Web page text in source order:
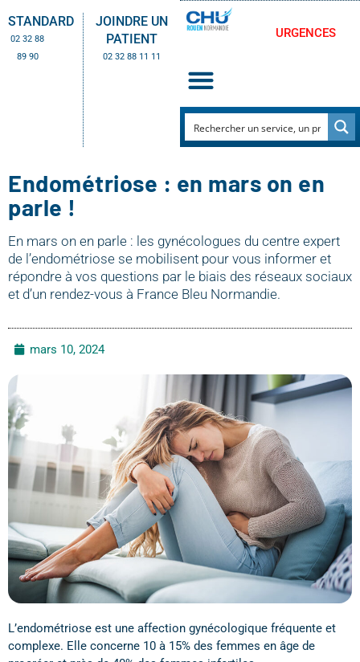
STANDARD
02 32 88
89 90
JOINDRE UN
PATIENT
02 32 88 11 11
URGENCES
Endométriose : en mars on en
parle !
En mars on en parle : les gynécologues du centre expert
de l’endométriose se mobilisent pour vous informer et
répondre à vos questions par le biais des réseaux sociaux
et d’un rendez-vous à France Bleu Normandie.
mars 10, 2024
L’endométriose est une affection gynécologique fréquente et
complexe. Elle concerne 10 à 15% des femmes en âge de